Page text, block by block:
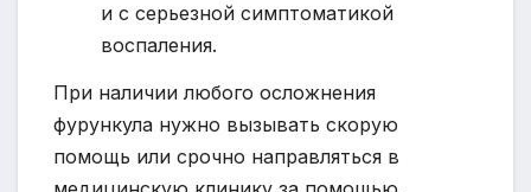
и с серьезной симптоматикой
воспаления.
При наличии любого осложнения
фурункула нужно вызывать скорую
помощь или срочно направляться в